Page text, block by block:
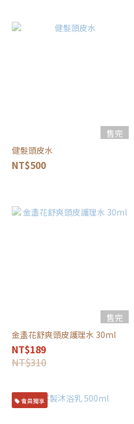
售完
健髮頭皮水
NT$500
售完
金盞花舒爽頭皮護理水 30ml
NT$189
NT$310
會員獨享